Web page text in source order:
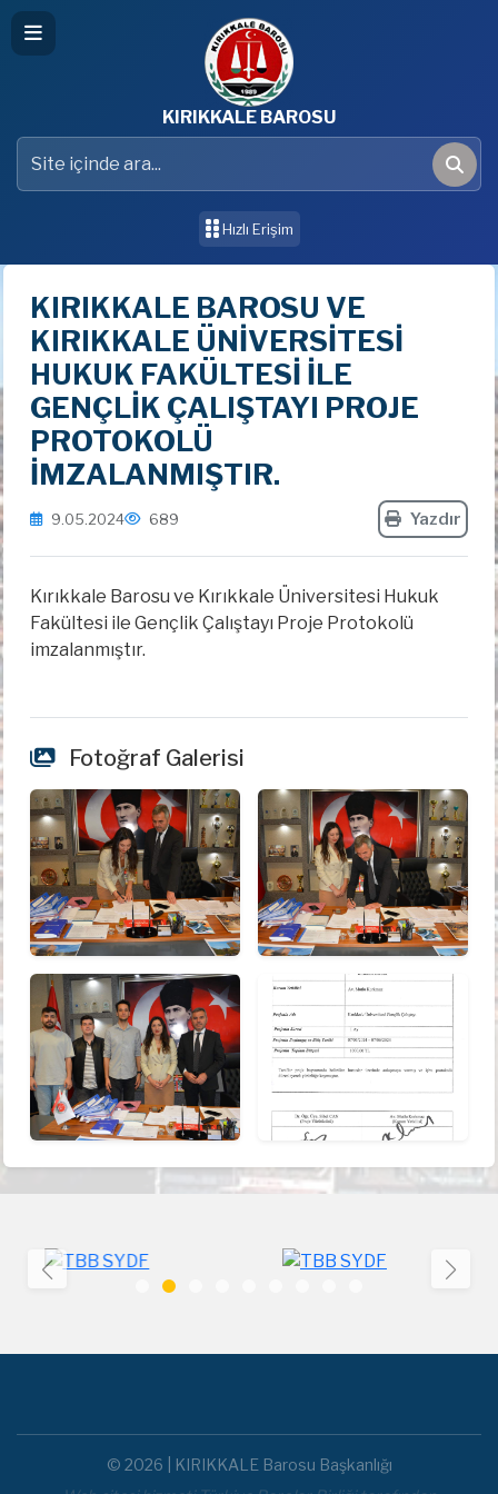
KIRIKKALE BAROSU
Site içinde ara
Ara
Hızlı Erişim
KIRIKKALE BAROSU VE
KIRIKKALE ÜNİVERSİTESİ
HUKUK FAKÜLTESİ İLE
GENÇLİK ÇALIŞTAYI PROJE
PROTOKOLÜ
İMZALANMIŞTIR.
9.05.2024 689 Yazdır
Kırıkkale Barosu ve Kırıkkale Üniversitesi Hukuk
Fakültesi ile Gençlik Çalıştayı Proje Protokolü
imzalanmıştır.
Fotoğraf Galerisi
© 2026 | KIRIKKALE Barosu Başkanlığı